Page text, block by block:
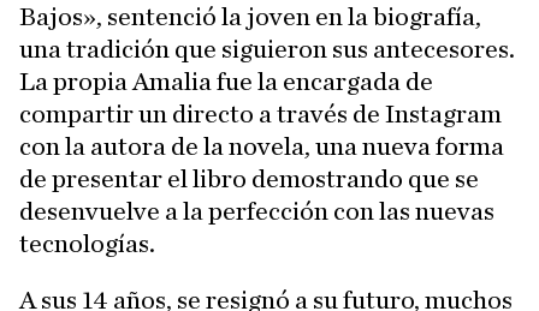
Bajos», sentenció la joven en la biografía,
una tradición que siguieron sus antecesores.
La propia Amalia fue la encargada de
compartir un directo a través de Instagram
con la autora de la novela, una nueva forma
de presentar el libro demostrando que se
desenvuelve a la perfección con las nuevas
tecnologías.
A sus 14 años, se resignó a su futuro, muchos